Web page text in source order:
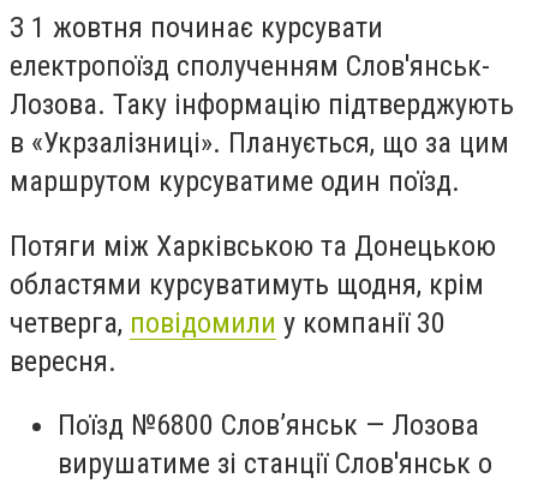
З 1 жовтня починає курсувати
електропоїзд сполученням Слов'янськ-
Лозова. Таку інформацію підтверджують
в «Укрзалізниці». Планується, що за цим
маршрутом курсуватиме один поїзд.
Потяги між Харківською та Донецькою
областями курсуватимуть щодня, крім
четверга, повідомили у компанії 30
вересня.
Поїзд №6800 Слов’янськ — Лозова
вирушатиме зі станції Слов'янськ о